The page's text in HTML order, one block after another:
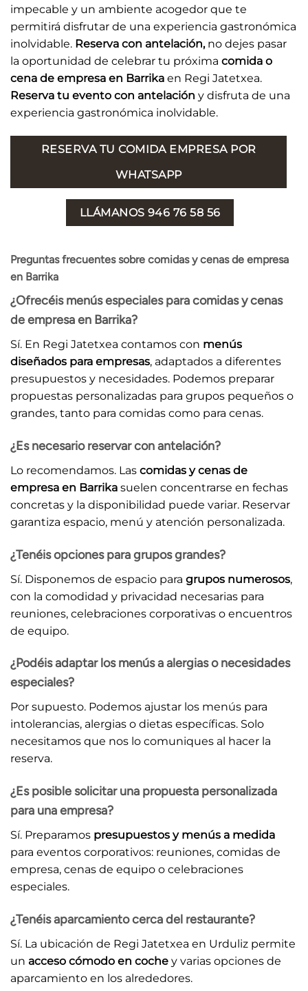
impecable y un ambiente acogedor que te
permitirá disfrutar de una experiencia gastronómica
inolvidable. Reserva con antelación, no dejes pasar
la oportunidad de celebrar tu próxima comida o
cena de empresa en Barrika en Regi Jatetxea.
Reserva tu evento con antelación y disfruta de una
experiencia gastronómica inolvidable.
RESERVA TU COMIDA EMPRESA POR
WHATSAPP
LLÁMANOS 946 76 58 56
Preguntas frecuentes sobre comidas y cenas de empresa
en Barrika
¿Ofrecéis menús especiales para comidas y cenas
de empresa en Barrika?
Sí. En Regi Jatetxea contamos con menús
diseñados para empresas, adaptados a diferentes
presupuestos y necesidades. Podemos preparar
propuestas personalizadas para grupos pequeños o
grandes, tanto para comidas como para cenas.
¿Es necesario reservar con antelación?
Lo recomendamos. Las comidas y cenas de
empresa en Barrika suelen concentrarse en fechas
concretas y la disponibilidad puede variar. Reservar
garantiza espacio, menú y atención personalizada.
¿Tenéis opciones para grupos grandes?
Sí. Disponemos de espacio para grupos numerosos,
con la comodidad y privacidad necesarias para
reuniones, celebraciones corporativas o encuentros
de equipo.
¿Podéis adaptar los menús a alergias o necesidades
especiales?
Por supuesto. Podemos ajustar los menús para
intolerancias, alergias o dietas específicas. Solo
necesitamos que nos lo comuniques al hacer la
reserva.
¿Es posible solicitar una propuesta personalizada
para una empresa?
Sí. Preparamos presupuestos y menús a medida
para eventos corporativos: reuniones, comidas de
empresa, cenas de equipo o celebraciones
especiales.
¿Tenéis aparcamiento cerca del restaurante?
Sí. La ubicación de Regi Jatetxea en Urduliz permite
un acceso cómodo en coche y varias opciones de
aparcamiento en los alrededores.